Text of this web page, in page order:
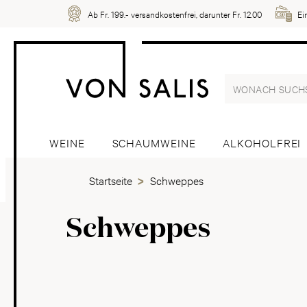
Ab Fr. 199.- versandkostenfrei, darunter Fr. 12.00
WEINE SCHAUMWEINE ALKOHOLFREI
Startseite Schweppes
Schweppes